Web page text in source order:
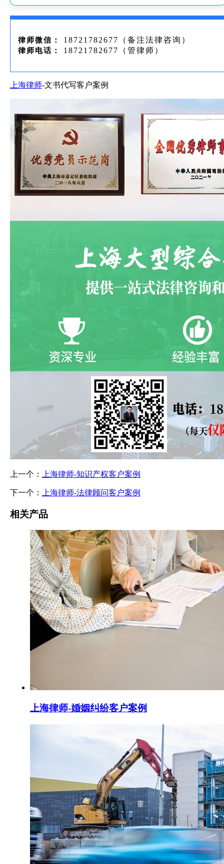
律师微信： 18721782677（备注法律咨询）
律师电话： 18721782677（管律师）
上海律师-文书代写客户案例
上一个： 上海律师-知识产权客户案例
下一个： 上海律师-法律顾问客户案例
相关产品
上海律师-婚姻纠纷客户案例